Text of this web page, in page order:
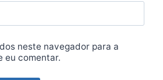
neste navegador para a
eu comentar.